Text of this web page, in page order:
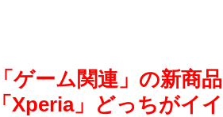
ゲーム関連」の新商品
Xperia」どっちがイイ